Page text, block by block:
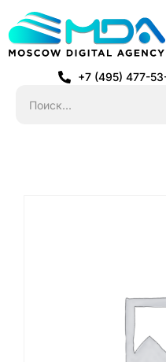
+7 (495) 477-